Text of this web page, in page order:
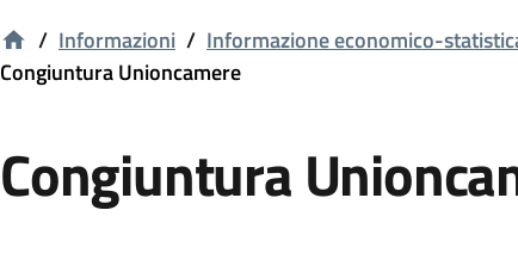
/ Informazioni / Informazione economico-
Congiuntura Unioncamere
Congiuntura